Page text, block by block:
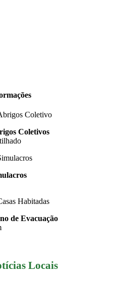
Coletivos
de Evacuação
Locais